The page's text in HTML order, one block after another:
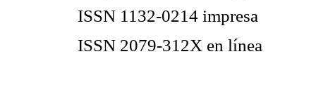
ISSN 1132-0214 impresa
ISSN 2079-312X en línea